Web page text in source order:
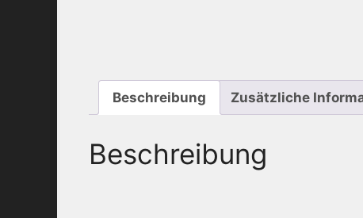
Beschreibung Zusätzliche
Beschreibung